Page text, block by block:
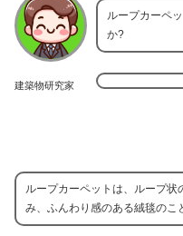
建築物研究家
ループカーペ
か?
ループカーペットは、ループ状
み、ふんわり感のある絨毯のこ